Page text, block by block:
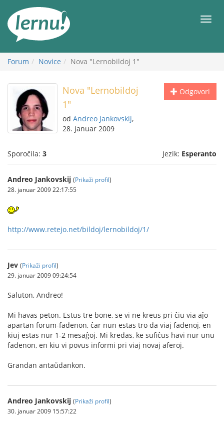
vsebini
Meni
Forum Novice Nova "Lernobildoj 1"
Odgovori
Nova "Lernobildoj
1"
od Andreo Jankovskij,
28. januar 2009
Sporočila: 3 Jezik: Esperanto
Andreo Jankovskij (Prikaži profil)
28. januar 2009 22:17:55
http://www.retejo.net/bildoj/lernobildoj/1/
Jev (Prikaži profil)
29. januar 2009 09:24:54
Saluton, Andreo!
Mi havas peton. Estus tre bone, se vi ne kreus pri ĉiu via aĵo
apartan forum-fadenon, ĉar nun estas tro da viaj fadenoj, en
kiuj estas nur 1-2 mesaĝoj. Mi kredas, ke sufiĉus havi nur unu
fadenon, en kiu vi povus informi pri viaj novaj aferoj.
Grandan antaŭdankon.
Andreo Jankovskij (Prikaži profil)
30. januar 2009 15:57:22